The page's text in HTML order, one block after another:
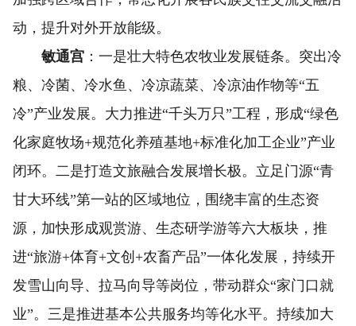
动，提升对外开放能级。
敏通宫 ：一是壮大特色农牧业发展链条。突出冷
粮、冷菌、冷水鱼、冷凉蔬菜、冷凉油作物等“五
冷”产业发展。大力推进“千头万只”工程，形成“绿色
化家庭牧场+规范化养殖基地+标准化加工企业”产业
闭环。二是打造文旅融合发展增长极。立足门源“青
甘大环线”第一站的区域地位，围绕丰富的生态资
源，加快形成观赏游、生态研学游等六大板块，推
进“旅游+体育+文创+农畜产品”一体化发展，持续开
发雪山向导、拉马向导等岗位，带动群众“家门口就
业”。三是推进基本公共服务均等化水平。持续加大